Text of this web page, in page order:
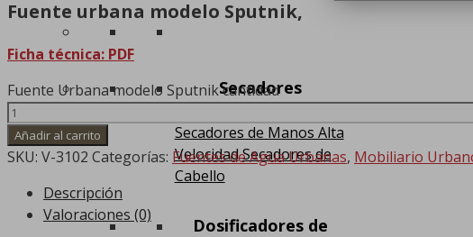
Secadores
Secadores de Manos Alta
VelocidadSecadores de
Cabello
Dosificadores de
Fuente urbana modelo Sputnik,
Ficha técnica: PDF
Fuente Urbana modelo Sputnik cantidad
Añadir al carrito
SKU: V-3102 Categorías: Fuentes de Agua Urbanas, Mobiliario
Descripción
Valoraciones (0)